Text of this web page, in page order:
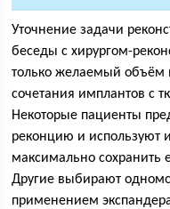
Уточнение задачи
беседы с хирургом-
только желаемый объём
сочетания имплантов с
Некоторые пациенты
реконцию и используют
максимально сохранить
Другие выбирают
применением